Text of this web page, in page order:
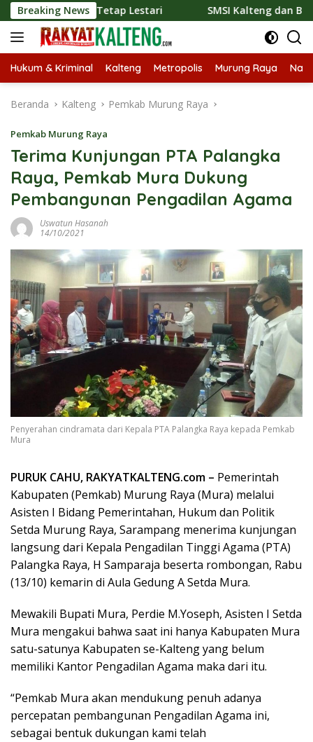
Langsung
ke
konten
Breaking News
Tetap Lestari SMSI Kalteng dan Bidan Sean
Hukum & Kriminal Kalteng Metropolis Murung Raya
Beranda Kalteng Pemkab Murung Raya
Pemkab Murung Raya
Terima Kunjungan PTA Palangka
Raya, Pemkab Mura Dukung
Pembangunan Pengadilan Agama
Uswatun Hasanah
14/10/2021
Penyerahan cindramata dari Kepala PTA Palangka Raya kepada Pemkab
Mura
PURUK CAHU, RAKYATKALTENG.com – Pemerintah
Kabupaten (Pemkab) Murung Raya (Mura) melalui
Asisten I Bidang Pemerintahan, Hukum dan Politik
Setda Murung Raya, Sarampang menerima kunjungan
langsung dari Kepala Pengadilan Tinggi Agama (PTA)
Palangka Raya, H Samparaja beserta rombongan, Rabu
(13/10) kemarin di Aula Gedung A Setda Mura.
Mewakili Bupati Mura, Perdie M.Yoseph, Asisten I Setda
Mura mengakui bahwa saat ini hanya Kabupaten Mura
satu-satunya Kabupaten se-Kalteng yang belum
memiliki Kantor Pengadilan Agama maka dari itu.
“Pemkab Mura akan mendukung penuh adanya
percepatan pembangunan Pengadilan Agama ini,
sebagai bentuk dukungan kami telah